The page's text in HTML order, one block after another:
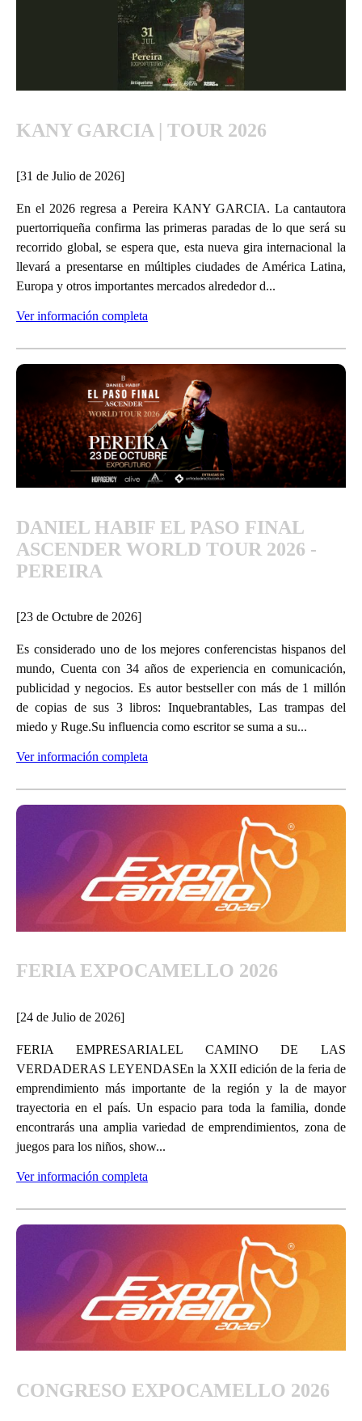
KANY GARCIA | TOUR 2026
[31 de Julio de 2026]
En el 2026 regresa a Pereira KANY GARCIA. La cantautora
puertorriqueña confirma las primeras paradas de lo que será su
recorrido global, se espera que, esta nueva gira internacional la
llevará a presentarse en múltiples ciudades de América Latina,
Europa y otros importantes mercados alrededor d...
Ver información completa
DANIEL HABIF EL PASO FINAL
ASCENDER WORLD TOUR 2026 -
PEREIRA
[23 de Octubre de 2026]
Es considerado uno de los mejores conferencistas hispanos del
mundo, Cuenta con 34 años de experiencia en comunicación,
publicidad y negocios. Es autor bestseller con más de 1 millón
de copias de sus 3 libros: Inquebrantables, Las trampas del
miedo y Ruge.Su influencia como escritor se suma a su...
Ver información completa
FERIA EXPOCAMELLO 2026
[24 de Julio de 2026]
FERIA EMPRESARIALEL CAMINO DE LAS
VERDADERAS LEYENDASEn la XXII edición de la feria de
emprendimiento más importante de la región y la de mayor
trayectoria en el país. Un espacio para toda la familia, donde
encontrarás una amplia variedad de emprendimientos, zona de
juegos para los niños, show...
Ver información completa
CONGRESO EXPOCAMELLO 2026